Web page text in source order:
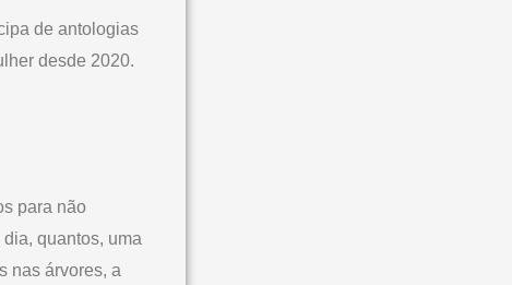
de antologias
desde 2020.
para não
quantos, uma
nas árvores, a